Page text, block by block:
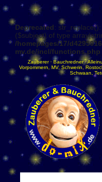
Deprecated:
($subject) of type
/homepages/17/
mv.de/incl/functions.php
Zauberer·Bauchredner·
Vorpommern
MV, Schwerin
Schwaan ,